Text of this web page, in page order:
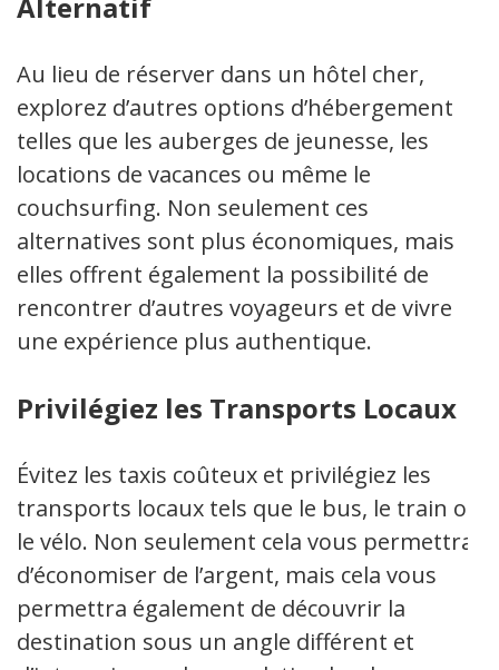
Au lieu de réserver dans un hôtel cher,
explorez d’autres options d’hébergement
telles que les auberges de jeunesse, les
locations de vacances ou même le
couchsurfing. Non seulement ces
alternatives sont plus économiques, mais
elles offrent également la possibilité de
rencontrer d’autres voyageurs et de vivre
une expérience plus authentique.
Privilégiez les Transports Locaux
Évitez les taxis coûteux et privilégiez les
transports locaux tels que le bus, le train ou
le vélo. Non seulement cela vous permettra
d’économiser de l’argent, mais cela vous
permettra également de découvrir la
destination sous un angle différent et